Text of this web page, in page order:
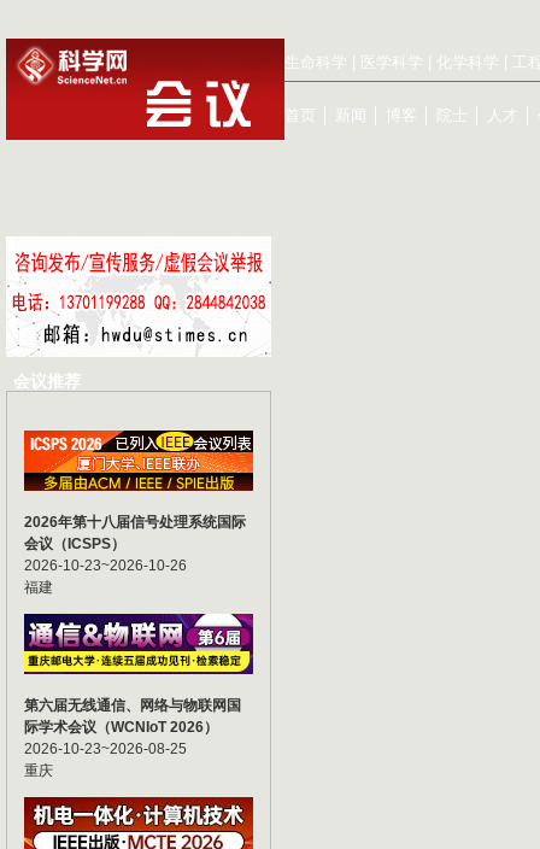
生命科学 医学科学 化学科学 工
首页 新闻 博客 院士 人才
会议推荐
2026年第十八届信号处理系统国际
会议（ICSPS）
2026-10-23~2026-10-26
福建
第六届无线通信、网络与物联网国
际学术会议（WCNIoT 2026）
2026-10-23~2026-08-25
重庆